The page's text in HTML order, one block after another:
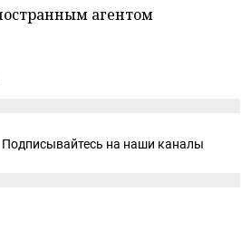
агентом
Подписывайтесь на наши каналы